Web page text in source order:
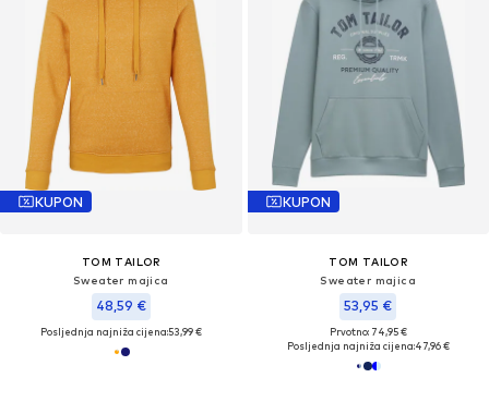
KUPON
TOM TAILOR
Sweater majica
48,59 €
Posljednja najniža cijena:53,99 €
KUPON
TOM TAILOR
Sweater majica
53,95 €
Prvotno: 74,95 €
Posljednja najniža cijena:47,96 €